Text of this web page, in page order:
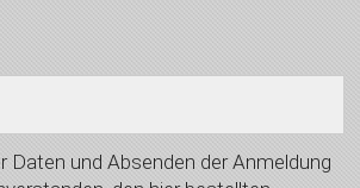
Daten und Absenden der Anmeldung